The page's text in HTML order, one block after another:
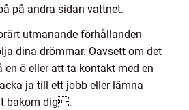
på andra sidan vattnet.
utmanande förhållanden
dina drömmar. Oavsett om det
en ö eller att ta kontakt med en
ja till ett jobb eller lämna
bakom dig.